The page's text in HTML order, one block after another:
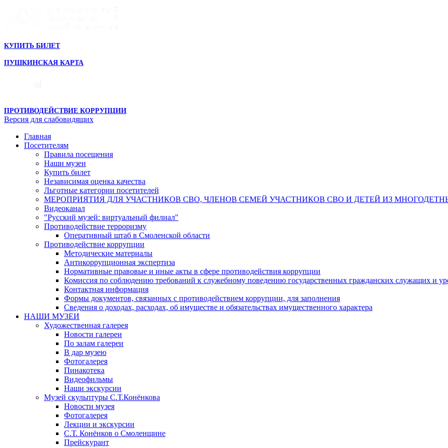
КУПИТЬ БИЛЕТ
ПУШКИНСКАЯ КАРТА
ПРОТИВОДЕЙСТВИЕ КОРРУПЦИИ
Версия для слабовидящих
Главная
Посетителям
Правила посещения
Наши музеи
Купить билет
Независимая оценка качества
Льготные категории посетителей
МЕРОПРИЯТИЯ ДЛЯ УЧАСТНИКОВ СВО, ЧЛЕНОВ СЕМЕЙ УЧАСТНИКОВ СВО И ДЕТЕЙ ИЗ
Видеоканал
"Русский музей: виртуальный филиал"
Противодействие терроризму
Оперативный штаб в Смоленской области
Противодействие коррупции
Методические материалы
Антикоррупционная экспертиза
Нормативные правовые и иные акты в сфере противодействия коррупции
Комиссия по соблюдению требований к служебному поведению государственных гражданских служащих и
Контактная информация
Формы документов, связанных с противодействием коррупции, для заполнения
Сведения о доходах, расходах, об имуществе и обязательствах имущественного характера
НАШИ МУЗЕИ
Художественная галерея
Новости галереи
По залам галереи
В дар музею
Фотогалерея
Пинакотека
Видеофильмы
Наши экскурсии
Музей скульптуры С.Т.Конёнкова
Новости музея
Фотогалерея
Лекции и экскурсии
С.Т. Конёнков о Смоленщине
Прейскурант